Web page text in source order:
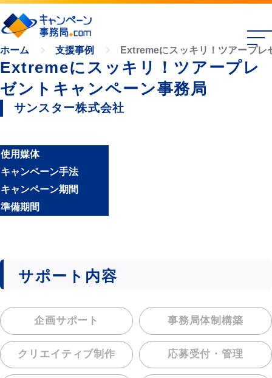
ホーム 支援事例 Extremeにスッキリ！ツアープレ
Extremeにスッキリ！ツアープレ
ゼントキャンペーン事務局
サンスター株式会社
使用媒体
キャンペーン手法
キャンペーン期間
準備期間
サポート内容
企画サポート 事務局体制構築
クリエイティブ制作 応募受付・管理